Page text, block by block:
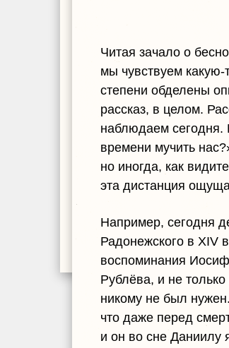
Читая зачало о
мы чувствуем
степени обделены
рассказ, в целом.
наблюдаем
времени мучить
но иногда, как
эта дистанция
Например, сегодня
Радонежского в XIV
воспоминания
Рублёва, и не
никому не был
что даже перед
и он во сне Даниилу